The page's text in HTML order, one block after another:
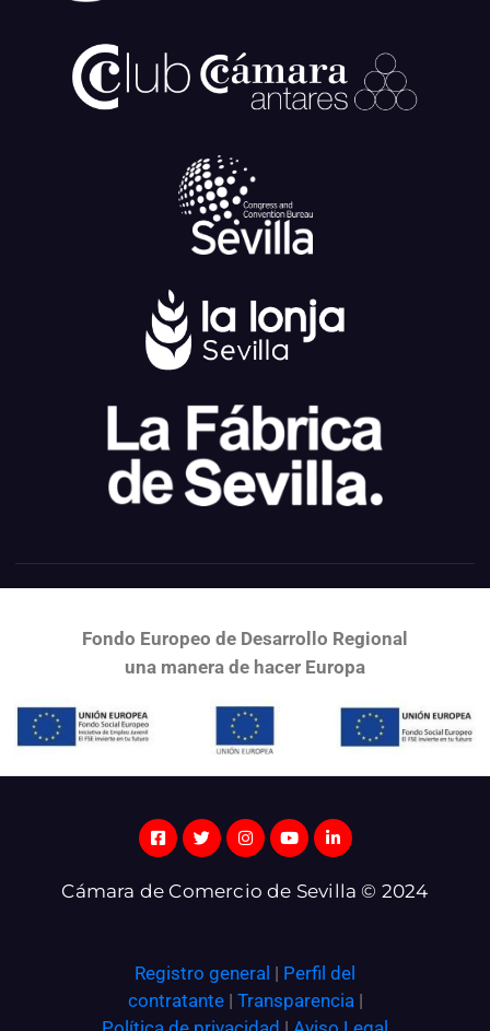
Fondo Europeo de Desarrollo Regional
una manera de hacer Europa
Cámara de Comercio de Sevilla © 2024
Registro general | Perfil del
contratante| Transparencia |